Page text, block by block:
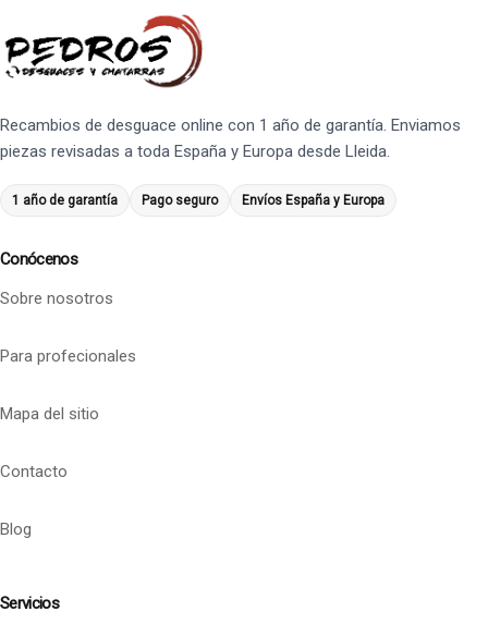
Recambios de desguace online con 1 año de garantía. Enviamos
piezas revisadas a toda España y Europa desde Lleida.
1 año de garantía Pago seguro Envíos España y Europa
Conócenos
Sobre nosotros
Para profecionales
Mapa del sitio
Contacto
Blog
Servicios